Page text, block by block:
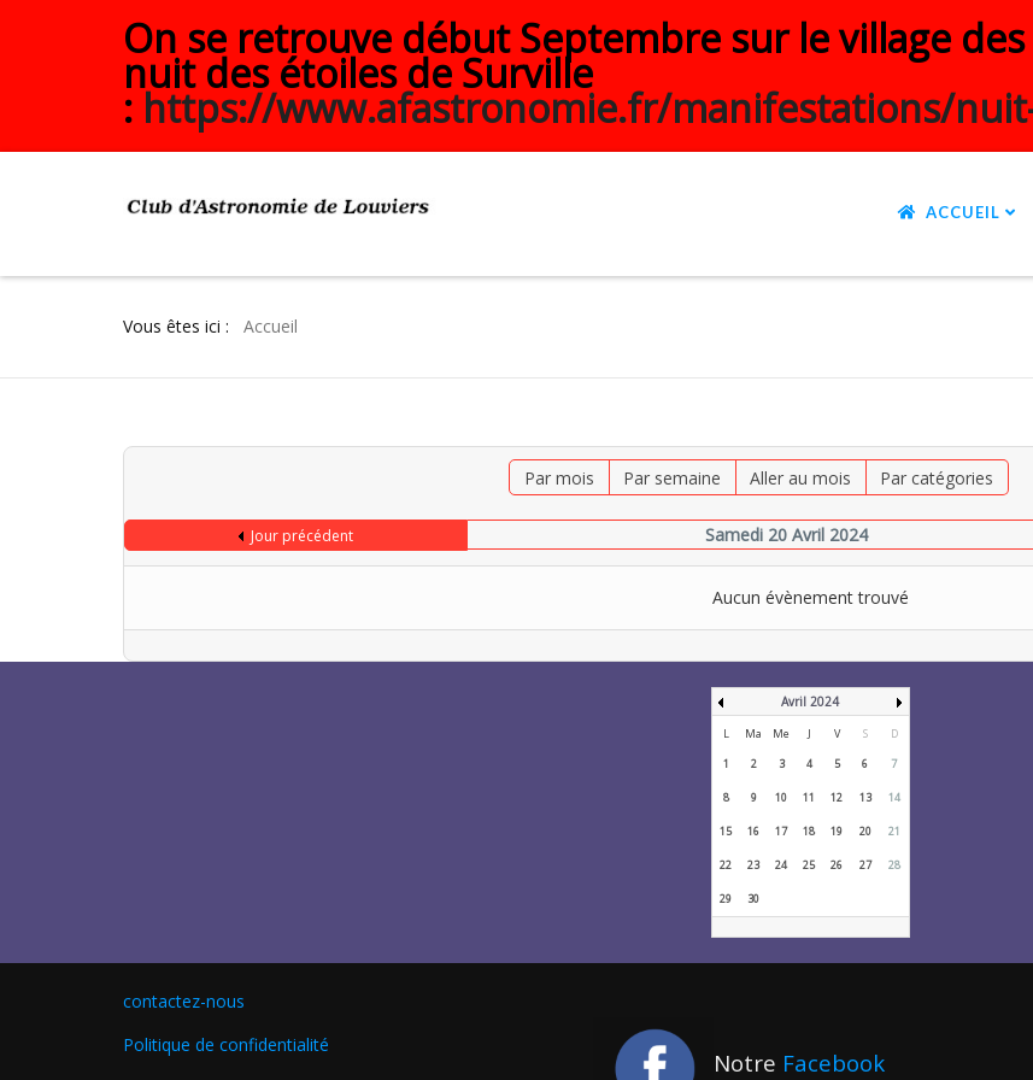
On se retrouve début Septembre sur le village
nuit des étoiles de Surville
: https://www.afastronomie.fr/manifestations/
ACCUEIL
Vous êtes ici : Accueil
Par mois Par semaine Aller au mois Par catégories
Jour précédent Samedi 20 Avril 2024
Aucun évènement trouvé
Avril 2024
L Ma Me J V S
D
1
2 3 4 5 6 7
8 9 10 11 12 13 14
15 16 17 18 19 20 21
22 23 24 25 26 27 28
29 30
contactez-nous
Politique de confidentialité
Notre Facebook